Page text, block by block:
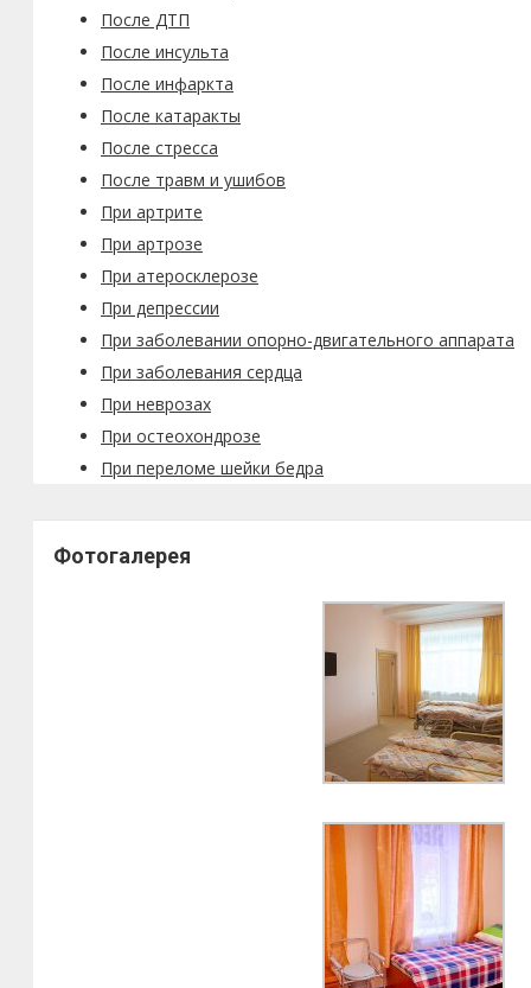
После ДТП
После инсульта
После инфаркта
После катаракты
После стресса
После травм и ушибов
При артрите
При артрозе
При атеросклерозе
При депрессии
При заболевании опорно-двигательного аппарата
При заболевания сердца
При неврозах
При остеохондрозе
При переломе шейки бедра
Фотогалерея